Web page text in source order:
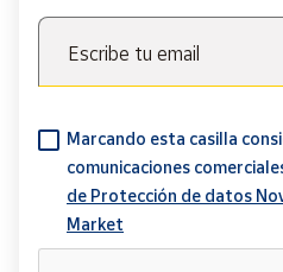
Escribe tu email
Marcando esta casilla
comunicaciones
de Protección de datos
Market